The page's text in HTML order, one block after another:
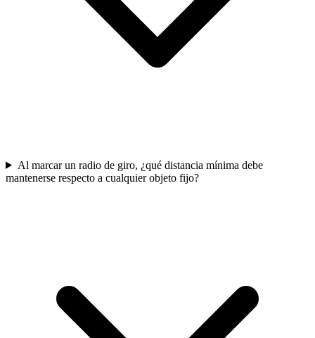
Al marcar un radio de giro, ¿qué distancia mínima debe
mantenerse respecto a cualquier objeto fijo?